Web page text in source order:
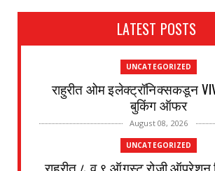
LATEST POSTS
UNCATEGORIZED
राहुरीत ओम इलेक्ट्रॉनिक्सकडून
बुकिंग ऑफर
August 08, 2026
UNCATEGORIZED
राहुरीत ८ व ९ ऑगस्ट रोजी ऑपरेशन